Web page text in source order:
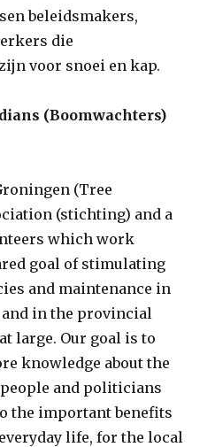
beleidsmakers,
die
voor snoei en kap.
(Boomwachters)
(Tree
(stichting) and a
which work
goal of stimulating
and maintenance in
in the provincial
large. Our goal is to
knowledge about the
and politicians
the important benefits
life, for the local